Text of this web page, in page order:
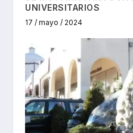
UNIVERSITARIOS
17 / mayo / 2024